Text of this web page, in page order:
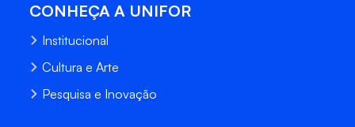
CONHEÇA A UNIFOR
Institucional
Cultura e Arte
Pesquisa e Inovação